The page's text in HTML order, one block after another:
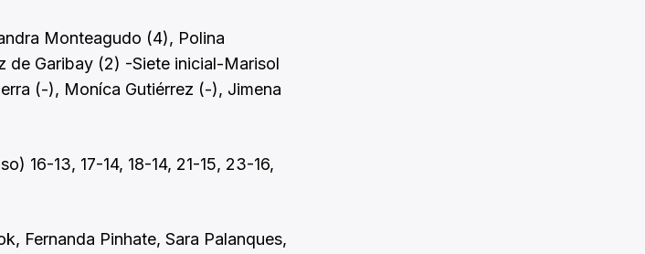
Monteagudo (4), Polina
de Garibay (2) -Siete inicial-Marisol
(-), Moníca Gutiérrez (-), Jimena
16-13, 17-14, 18-14, 21-15, 23-16,
Fernanda Pinhate, Sara Palanques,